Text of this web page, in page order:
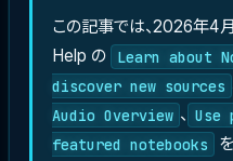
この記事では、2026年4
Help の
Learn about
discover new sources
Audio Overview 、 Use
featured notebooks